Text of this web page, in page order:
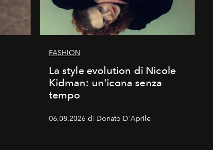
FASHION
La style evolution di Nicole
Kidman: un'icona senza
tempo
06.08.2026 di Donato D'Aprile